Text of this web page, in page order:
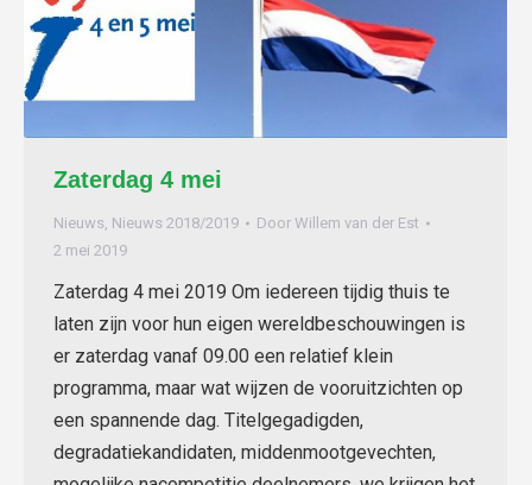
Zaterdag 4 mei
Nieuws, Nieuws 2018/2019 Door Willem van der Est
2 mei 2019
Zaterdag 4 mei 2019 Om iedereen tijdig thuis te
laten zijn voor hun eigen wereldbeschouwingen is
er zaterdag vanaf 09.00 een relatief klein
programma, maar wat wijzen de vooruitzichten op
een spannende dag. Titelgegadigden,
degradatiekandidaten, middenmootgevechten,